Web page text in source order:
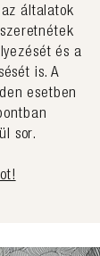
általatok
és a
is. A
esetben
sor.